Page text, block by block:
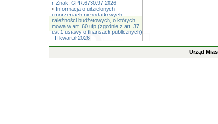
r. Znak: GPR.6730.97.2026
» Informacja o udzielonych
umorzeniach niepodatkowych
należności budżetowych, o których
mowa w art. 60 ufp (zgodnie z art. 37
ust 1 ustawy o finansach publicznych)
- II kwartał 2026
Urząd